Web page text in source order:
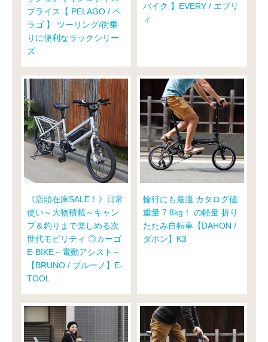
プライス【 PELAGO / ペ
ラゴ 】 ツーリング/街乗
りに便利なラックシリー
ズ
バイク 】EVERY / エブリ
ィ
《店頭在庫SALE！》日常
使い～大物積載～キャン
プ＆釣りまで楽しめる次
世代モビリティ ◎カーゴ
E-BIKE～電動アシスト～
【BRUNO / ブルーノ】E-
TOOL
輪行にも最適 カタログ値
重量 7.8kg！ の軽量 折り
たたみ自転車【DAHON /
ダホン】K3